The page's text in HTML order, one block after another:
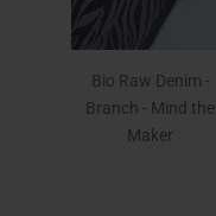
Bio Raw Denim -
Branch - Mind the
Maker